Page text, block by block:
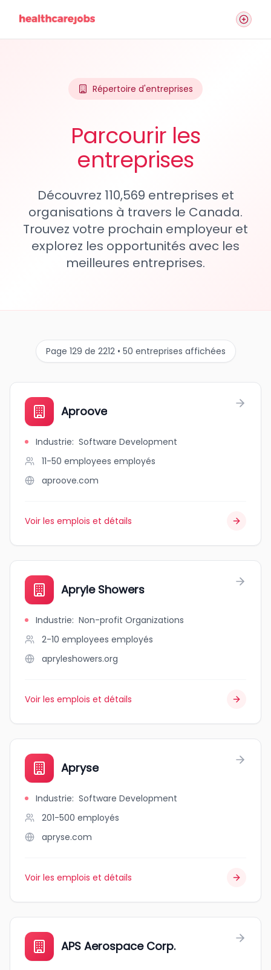
Répertoire d'entreprises
Parcourir les
entreprises
Découvrez 110,569 entreprises et
organisations à travers le Canada.
Trouvez votre prochain employeur et
explorez les opportunités avec les
meilleures entreprises.
Page 129 de 2212 • 50 entreprises affichées
Aproove
Industrie: Software Development
11-50 employees employés
aproove.com
Voir les emplois et détails
Apryle Showers
Industrie: Non-profit Organizations
2-10 employees employés
apryleshowers.org
Voir les emplois et détails
Apryse
Industrie: Software Development
201-500 employés
apryse.com
Voir les emplois et détails
APS Aerospace Corp.